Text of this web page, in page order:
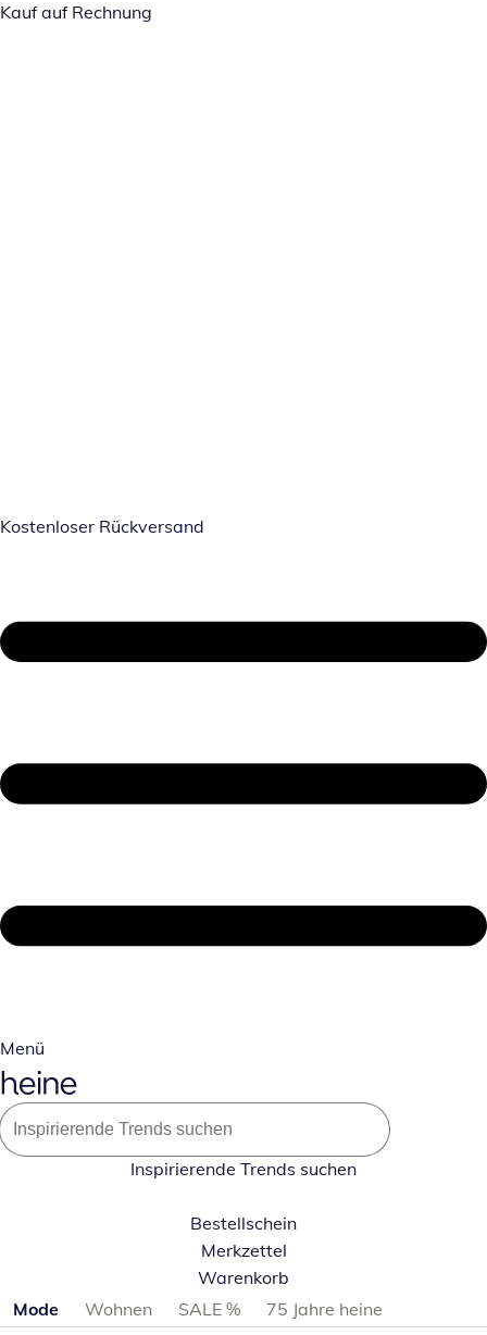
Kauf auf Rechnung
Kostenloser Rückversand
Menü
Inspirierende Trends suchen
Bestellschein
Merkzettel
Warenkorb
Produktkategorien überspringen
Mode Wohnen SALE %
75 Jahre heine